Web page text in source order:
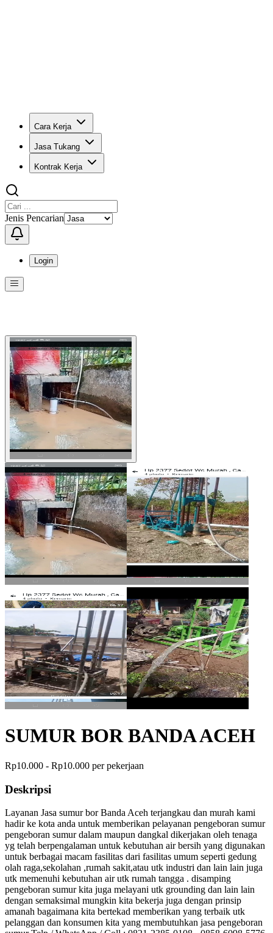
Cara Kerja
Jasa Tukang
Kontrak Kerja
Jenis Pencarian
Login
Menu ini berisi navigasi untuk mengakses fitur-fitur di KangPro
SUMUR BOR BANDA ACEH
Rp10.000 - Rp10.000 per pekerjaan
Deskripsi
Layanan Jasa sumur bor Banda Aceh terjangkau dan murah kami
hadir ke kota anda untuk memberikan pelayanan pengeboran sumur
pengeboran sumur dalam maupun dangkal dikerjakan oleh tenaga
yg telah berpengalaman untuk kebutuhan air bersih yang digunakan
untuk berbagai macam fasilitas dari fasilitas umum seperti gedung
olah raga,sekolahan ,rumah sakit,atau utk industri dan lain lain juga
utk memenuhi kebutuhan air utk rumah tangga . disamping
pengeboran sumur kita juga melayani utk grounding dan lain lain
dengan semaksimal mungkin kita bekerja juga dengan prinsip
amanah bagaimana kita bertekad memberikan yang terbaik utk
pelanggan dan konsumen kita yang membutuhkan jasa pengeboran